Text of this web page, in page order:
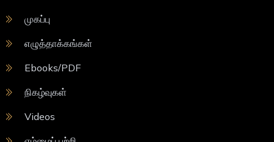
முகப்பு
எழுத்தாக்கங்கள்
Ebooks/PDF
நிகழ்வுகள்
Videos